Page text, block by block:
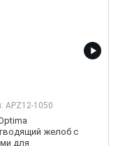
APZ12-1050
желоб с
для